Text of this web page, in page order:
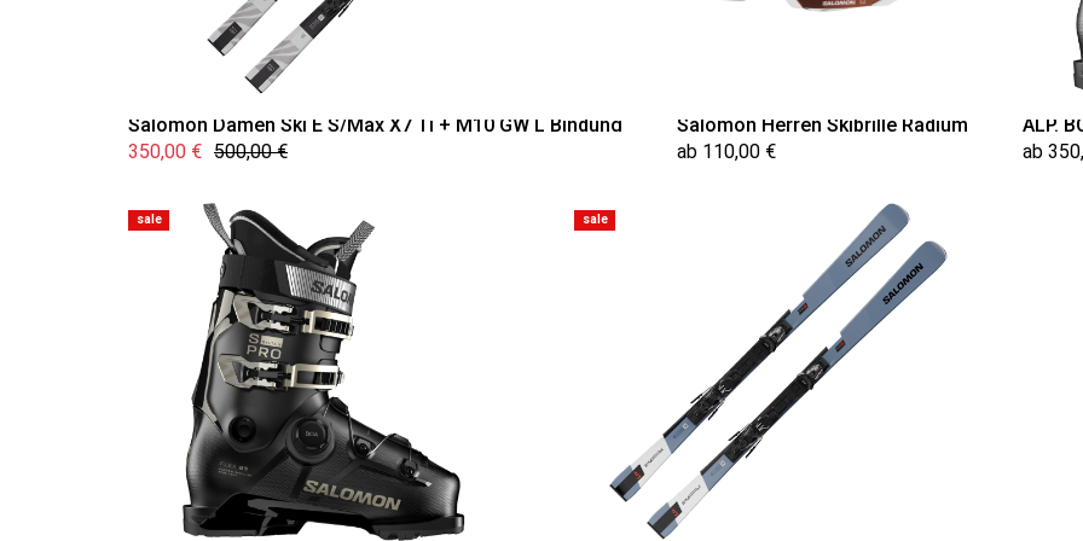
Salomon Damen Ski E S/Max X7 Ti + M10 GW L Bindung
350,00 € 500,00 €
Salomon Herren Skibrille Radium
ab 110,00 €
ALP.
ab
sale sale